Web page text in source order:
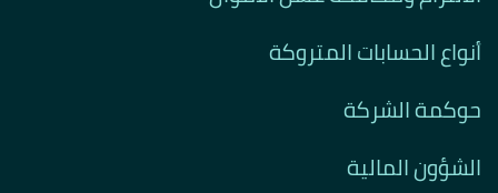
أنواع الحسابات المتروكة
حوكمة الشركة
الشؤون المالية